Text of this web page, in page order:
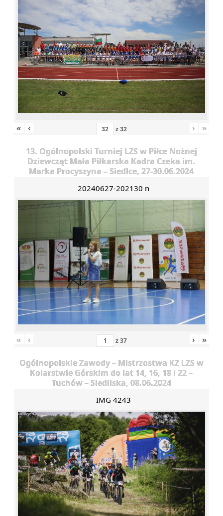
« ‹ z32 › »
13. Ogólnopolski Turniej LZS w Piłce Nożnej
Dziewcząt Mała Piłkarska Kadra Czeka im.
Marka Procyszyna – Siedlce, 27-30.06.2024
20240627-202130 n
« ‹ z37 › »
Ogólnopolskie Zawody – Mistrzostwa KZ LZS w
Kolarstwie Górskim do lat 14, 16, 18 i 22 –
Tuchów – Siedliska, 08.06.2024
IMG 4243